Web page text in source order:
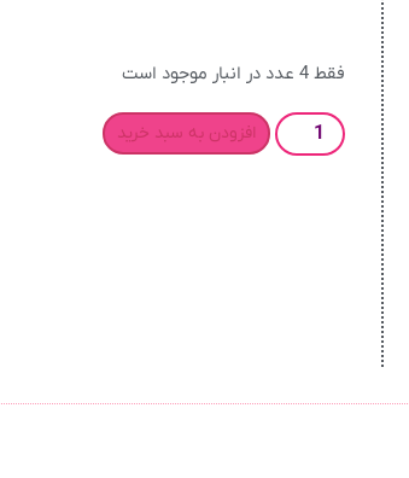
فقط 4 عدد در انبار موجود است
افزودن به سبد خرید